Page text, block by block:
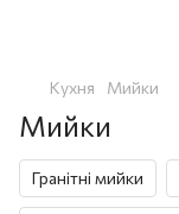
Кухня Мийки
Мийки
Гранітні мийки